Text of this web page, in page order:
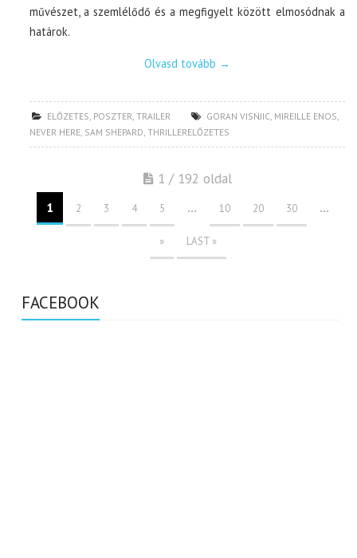
művészet, a szemlélődő és a megfigyelt között elmosódnak a
határok.
Olvasd tovább →
ELŐZETES POSZTER ,TRAILER GORAN VISNJIC MIREILLE ENOS
NEVER HERE SAM SHEPARD ,THRILLERELŐZETES
1 / 192 oldal
1 2 3 4 5 ... 10 20 30 ...
» LAST »
FACEBOOK